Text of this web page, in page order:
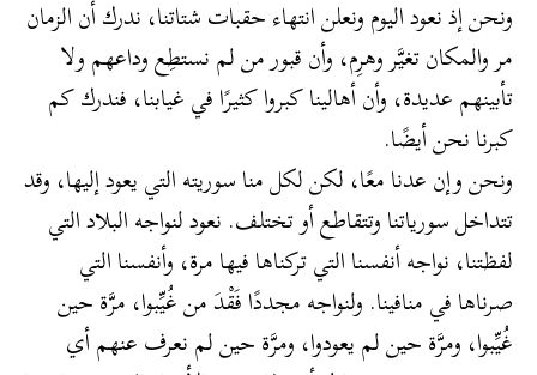
ونحن إذ نعود اليوم ونعلن انتهاء حقبات شتاتنا، ندرك أن الزمان
مر والمكان تغيَّر وهرِم، وأن قبور من لم نستطِع وداعهم ولا
تأبينهم عديدة، وأن أهالينا كبروا كثيرًا في غيابنا، فندرك كم
كبرنا نحن أيضًا.
ونحن وإن عدنا معًا، لكن لكل منا سوريته التي يعود إليها، وقد
تتداخل سورياتنا وتتقاطع أو تختلف. نعود لنواجه البلاد التي
لفظتنا، نواجه أنفسنا التي تركناها فيها مرة، وأنفسنا التي
صرناها في منافينا. ولنواجه مجددًا فَقْدَ من غُيِّبوا، مرَّة حين
غُيِّبوا، ومرَّة حين لم يعودوا، ومرَّة حين لم نعرف عنهم أي